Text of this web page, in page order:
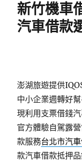
新竹機車
汽車借款
澎湖旅遊提供
中小企業週轉好
現利用支票借錢
官方體驗自駕露
款服務台北市汽
款汽車借款抵押